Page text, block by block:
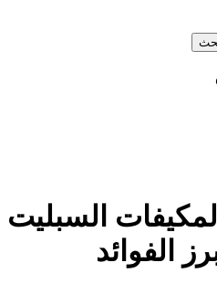
لمكيفات السبليت
الفوائد